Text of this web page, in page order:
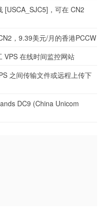
[USCA_SJC5]，可在 CN2
，9.39美元/月的香港PCCW
VPS 在线时间监控网站
之间传输文件或远程上传下
DC9 (China Unicom